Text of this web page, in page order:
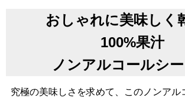
おしゃれに美味しく
100%果汁
ノンアルコールシ
究極の美味しさを求めて、このノンアル